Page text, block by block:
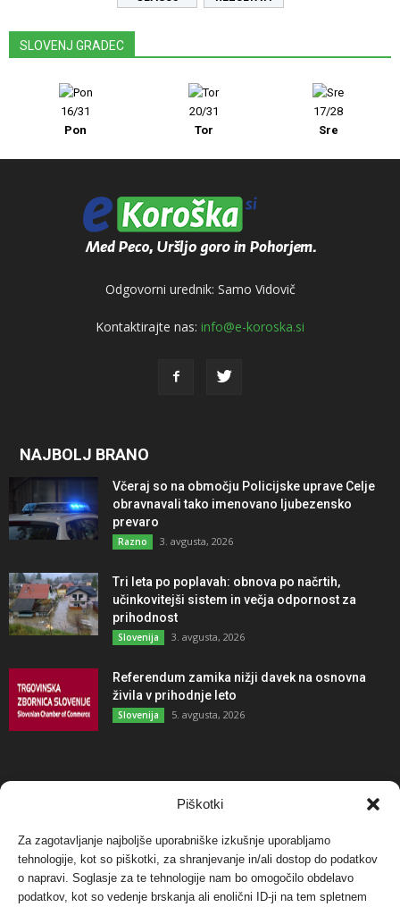
Piškotki
Za zagotavljanje najboljše uporabniške izkušnje uporabljamo
tehnologije, kot so piškotki, za shranjevanje in/ali dostop do podatkov
o napravi. Soglasje za te tehnologije nam bo omogočilo obdelavo
podatkov, kot so vedenje brskanja ali enolični ID-ji na tem spletnem
SLOVENJ GRADEC
16/31
Pon
20/31
Tor
17/28
Sre
Odgovorni urednik: Samo Vidovič
Kontaktirajte nas: info@e-koroska.si
NAJBOLJ BRANO
Včeraj so na območju Policijske uprave Celje
obravnavali tako imenovano ljubezensko
prevaro
Razno 3. avgusta, 2026
Tri leta po poplavah: obnova po načrtih,
učinkovitejši sistem in večja odpornost za
prihodnost
Slovenija 3. avgusta, 2026
Referendum zamika nižji davek na osnovna
živila v prihodnje leto
Slovenija 5. avgusta, 2026
NAJBOLJ KOMENTIRANO
Protest proti vetrnim elektrarnam na Ojstrici, v
svetu pa vedno bolj...
Dogodki 12. maja, 2017